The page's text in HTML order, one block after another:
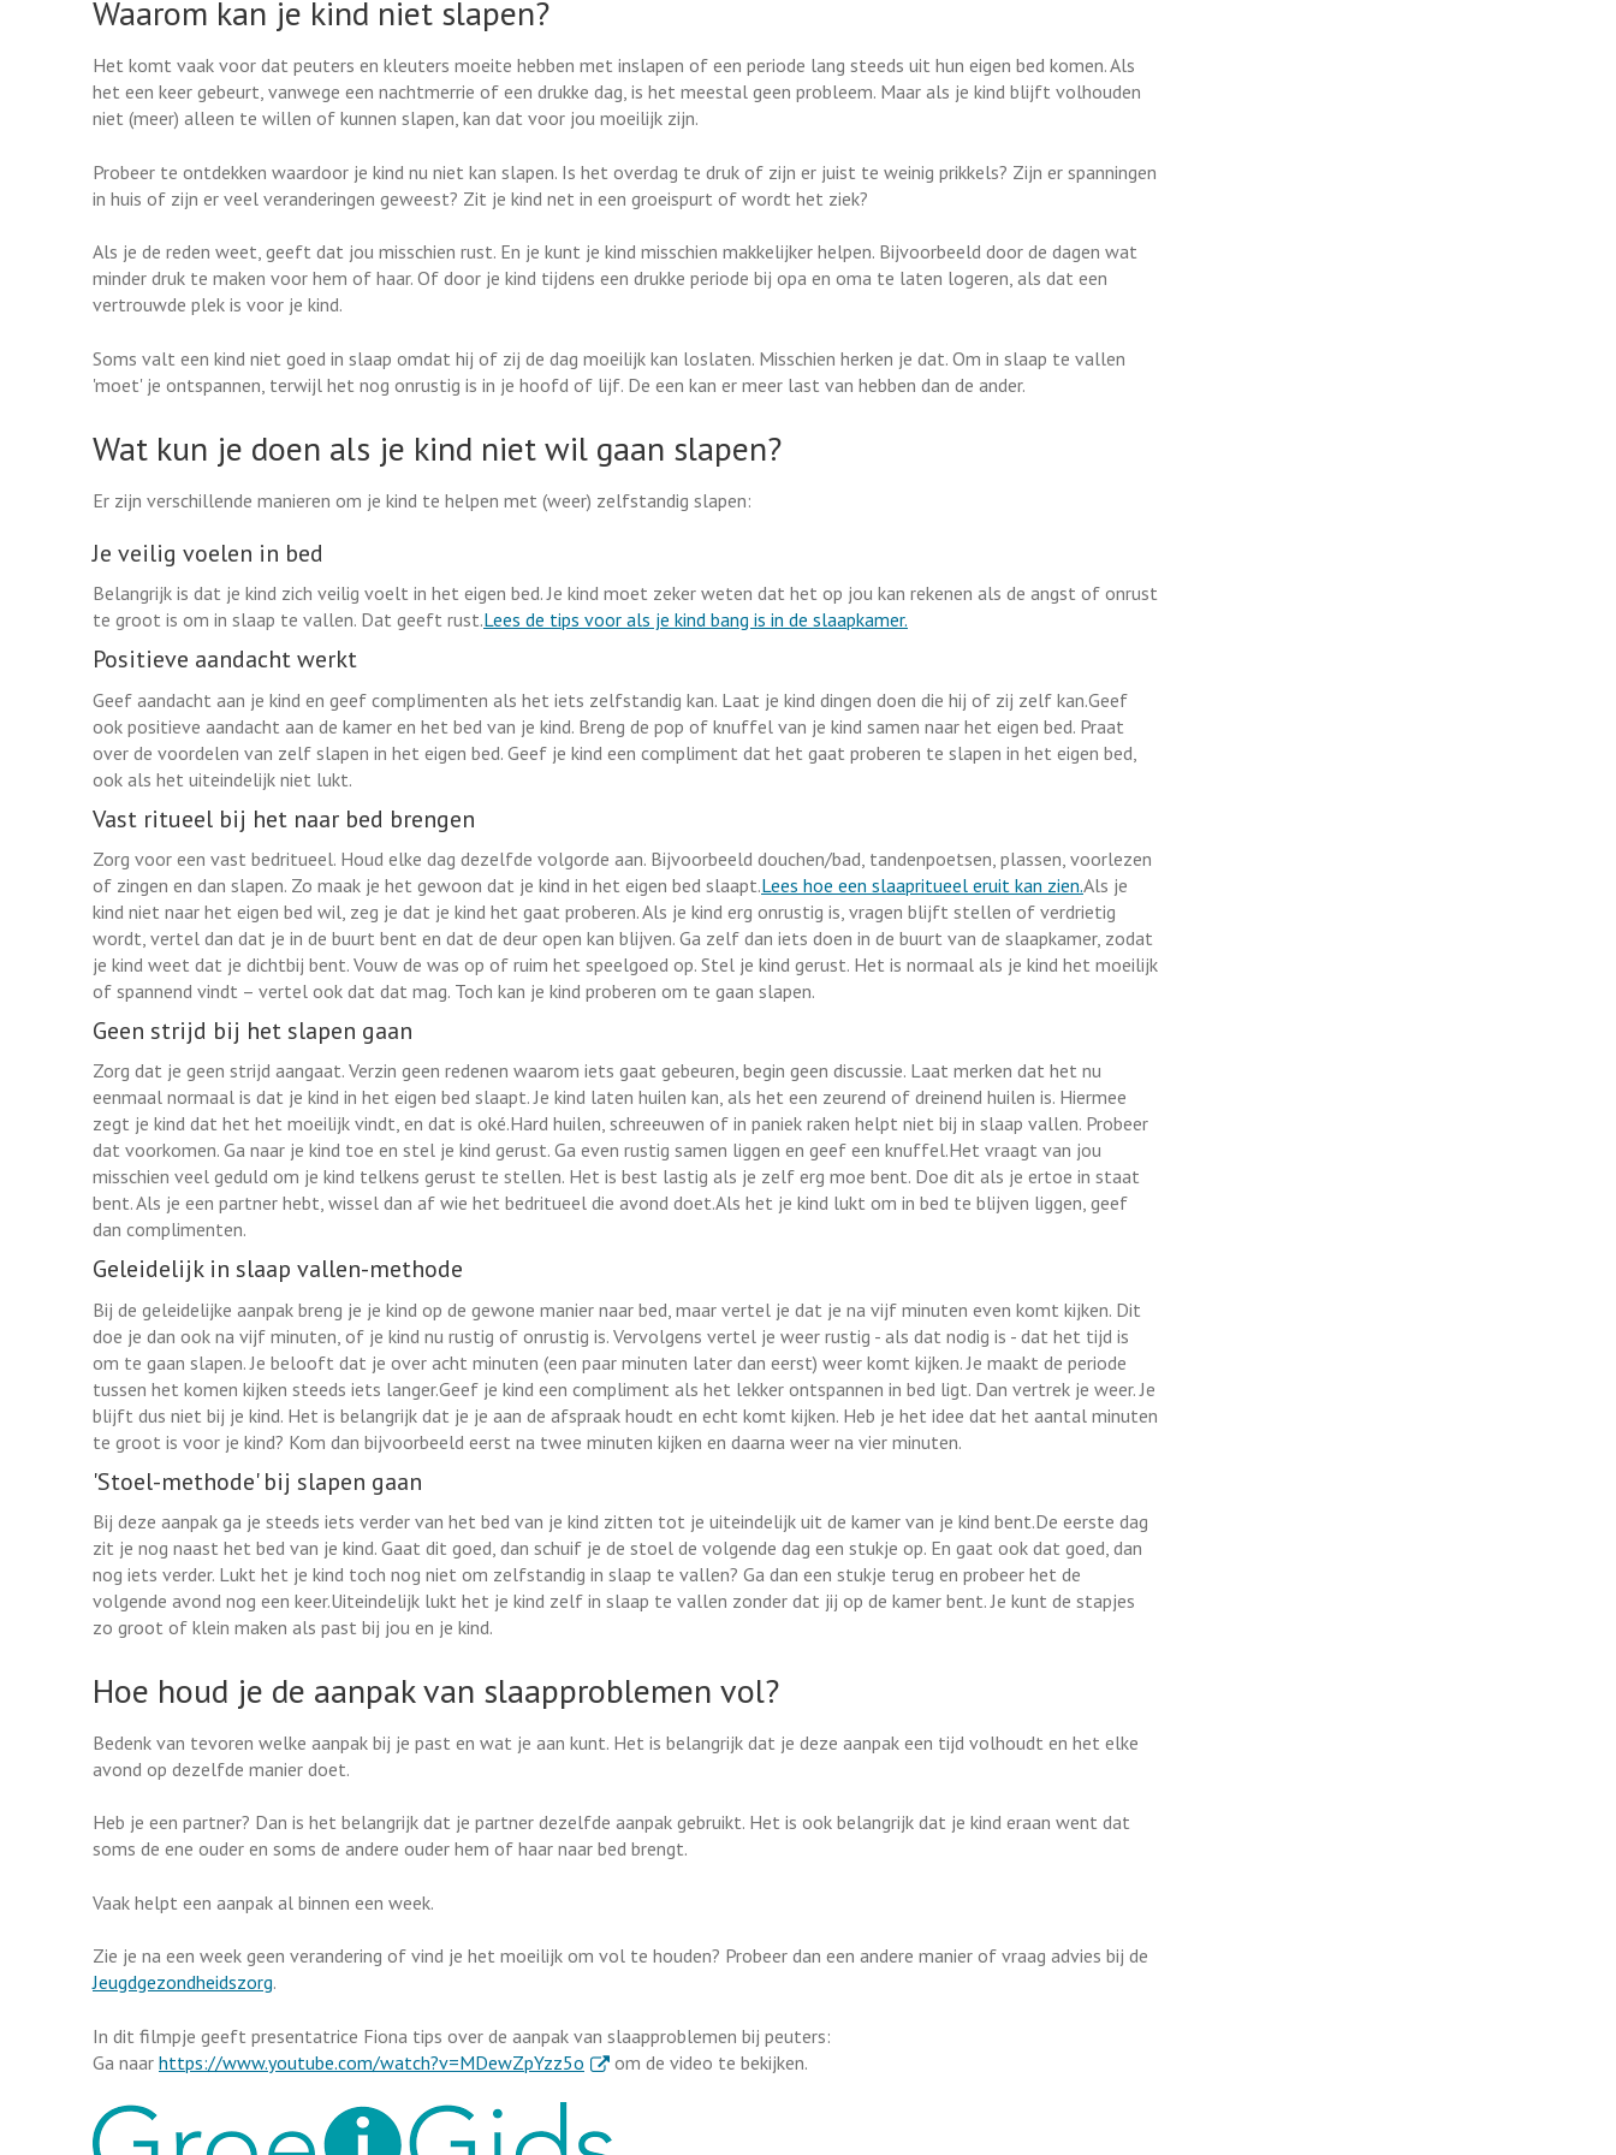
Waarom kan je kind niet slapen?
Het komt vaak voor dat peuters en kleuters moeite hebben met inslapen of een periode lang steeds uit hun eigen bed komen. Als
het een keer gebeurt, vanwege een nachtmerrie of een drukke dag, is het meestal geen probleem. Maar als je kind blijft volhouden
niet (meer) alleen te willen of kunnen slapen, kan dat voor jou moeilijk zijn.
Probeer te ontdekken waardoor je kind nu niet kan slapen. Is het overdag te druk of zijn er juist te weinig prikkels? Zijn er spanningen
in huis of zijn er veel veranderingen geweest? Zit je kind net in een groeispurt of wordt het ziek?
Als je de reden weet, geeft dat jou misschien rust. En je kunt je kind misschien makkelijker helpen. Bijvoorbeeld door de dagen wat
minder druk te maken voor hem of haar. Of door je kind tijdens een drukke periode bij opa en oma te laten logeren, als dat een
vertrouwde plek is voor je kind.
Soms valt een kind niet goed in slaap omdat hij of zij de dag moeilijk kan loslaten. Misschien herken je dat. Om in slaap te vallen
'moet' je ontspannen, terwijl het nog onrustig is in je hoofd of lijf. De een kan er meer last van hebben dan de ander.
Wat kun je doen als je kind niet wil gaan slapen?
Er zijn verschillende manieren om je kind te helpen met (weer) zelfstandig slapen:
Je veilig voelen in bed
Belangrijk is dat je kind zich veilig voelt in het eigen bed. Je kind moet zeker weten dat het op jou kan rekenen als de angst of onrust
te groot is om in slaap te vallen. Dat geeft rust.Lees de tips voor als je kind bang is in de slaapkamer.
Positieve aandacht werkt
Geef aandacht aan je kind en geef complimenten als het iets zelfstandig kan. Laat je kind dingen doen die hij of zij zelf kan.Geef
ook positieve aandacht aan de kamer en het bed van je kind. Breng de pop of knuffel van je kind samen naar het eigen bed. Praat
over de voordelen van zelf slapen in het eigen bed. Geef je kind een compliment dat het gaat proberen te slapen in het eigen bed,
ook als het uiteindelijk niet lukt.
Vast ritueel bij het naar bed brengen
Zorg voor een vast bedritueel. Houd elke dag dezelfde volgorde aan. Bijvoorbeeld douchen/bad, tandenpoetsen, plassen, voorlezen
of zingen en dan slapen. Zo maak je het gewoon dat je kind in het eigen bed slaapt.Lees hoe een slaapritueel eruit kan zien.Als je
kind niet naar het eigen bed wil, zeg je dat je kind het gaat proberen. Als je kind erg onrustig is, vragen blijft stellen of verdrietig
wordt, vertel dan dat je in de buurt bent en dat de deur open kan blijven. Ga zelf dan iets doen in de buurt van de slaapkamer, zodat
je kind weet dat je dichtbij bent. Vouw de was op of ruim het speelgoed op. Stel je kind gerust. Het is normaal als je kind het moeilijk
of spannend vindt – vertel ook dat dat mag. Toch kan je kind proberen om te gaan slapen.
Geen strijd bij het slapen gaan
Zorg dat je geen strijd aangaat. Verzin geen redenen waarom iets gaat gebeuren, begin geen discussie. Laat merken dat het nu
eenmaal normaal is dat je kind in het eigen bed slaapt. Je kind laten huilen kan, als het een zeurend of dreinend huilen is. Hiermee
zegt je kind dat het het moeilijk vindt, en dat is oké.Hard huilen, schreeuwen of in paniek raken helpt niet bij in slaap vallen. Probeer
dat voorkomen. Ga naar je kind toe en stel je kind gerust. Ga even rustig samen liggen en geef een knuffel.Het vraagt van jou
misschien veel geduld om je kind telkens gerust te stellen. Het is best lastig als je zelf erg moe bent. Doe dit als je ertoe in staat
bent. Als je een partner hebt, wissel dan af wie het bedritueel die avond doet.Als het je kind lukt om in bed te blijven liggen, geef
dan complimenten.
Geleidelijk in slaap vallen-methode
Bij de geleidelijke aanpak breng je je kind op de gewone manier naar bed, maar vertel je dat je na vijf minuten even komt kijken. Dit
doe je dan ook na vijf minuten, of je kind nu rustig of onrustig is. Vervolgens vertel je weer rustig - als dat nodig is - dat het tijd is
om te gaan slapen. Je belooft dat je over acht minuten (een paar minuten later dan eerst) weer komt kijken. Je maakt de periode
tussen het komen kijken steeds iets langer.Geef je kind een compliment als het lekker ontspannen in bed ligt. Dan vertrek je weer. Je
blijft dus niet bij je kind. Het is belangrijk dat je je aan de afspraak houdt en echt komt kijken. Heb je het idee dat het aantal minuten
te groot is voor je kind? Kom dan bijvoorbeeld eerst na twee minuten kijken en daarna weer na vier minuten.
'Stoel-methode' bij slapen gaan
Bij deze aanpak ga je steeds iets verder van het bed van je kind zitten tot je uiteindelijk uit de kamer van je kind bent.De eerste dag
zit je nog naast het bed van je kind. Gaat dit goed, dan schuif je de stoel de volgende dag een stukje op. En gaat ook dat goed, dan
nog iets verder. Lukt het je kind toch nog niet om zelfstandig in slaap te vallen? Ga dan een stukje terug en probeer het de
volgende avond nog een keer.Uiteindelijk lukt het je kind zelf in slaap te vallen zonder dat jij op de kamer bent. Je kunt de stapjes
zo groot of klein maken als past bij jou en je kind.
Hoe houd je de aanpak van slaapproblemen vol?
Bedenk van tevoren welke aanpak bij je past en wat je aan kunt. Het is belangrijk dat je deze aanpak een tijd volhoudt en het elke
avond op dezelfde manier doet.
Heb je een partner? Dan is het belangrijk dat je partner dezelfde aanpak gebruikt. Het is ook belangrijk dat je kind eraan went dat
soms de ene ouder en soms de andere ouder hem of haar naar bed brengt.
Vaak helpt een aanpak al binnen een week.
Zie je na een week geen verandering of vind je het moeilijk om vol te houden? Probeer dan een andere manier of vraag advies bij de
Jeugdgezondheidszorg.
In dit filmpje geeft presentatrice Fiona tips over de aanpak van slaapproblemen bij peuters:
Ga naar https://www.youtube.com/watch?v=MDewZpYzz5o . Externe link
om de video te bekijken.